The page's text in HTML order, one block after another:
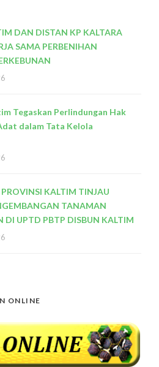
DAN DISTAN KP KALTARA
SAMA PERBENIHAN
Tegaskan Perlindungan Hak
dalam Tata Kelola
KALTIM TINJAU
TANAMAN
DI UPTD PBTP DISBUN KALTIM
ONLINE